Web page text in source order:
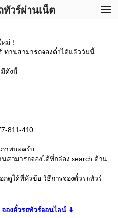
รทัวร์
หม่ !!
ท่านสามารถจองตั๋วได้แล้ววันนี้
มีดังนี้
811-410
าพนะครับ
สามารถจองได้ที่กล่อง search ด้าน
กดูได้ที่หัวข้อ วิธีการจองตั๋วรถทัวร์
องตั๋วรถทัวร์ออนไลน์ ⬇
ทัวร์ผ่านเน็ต